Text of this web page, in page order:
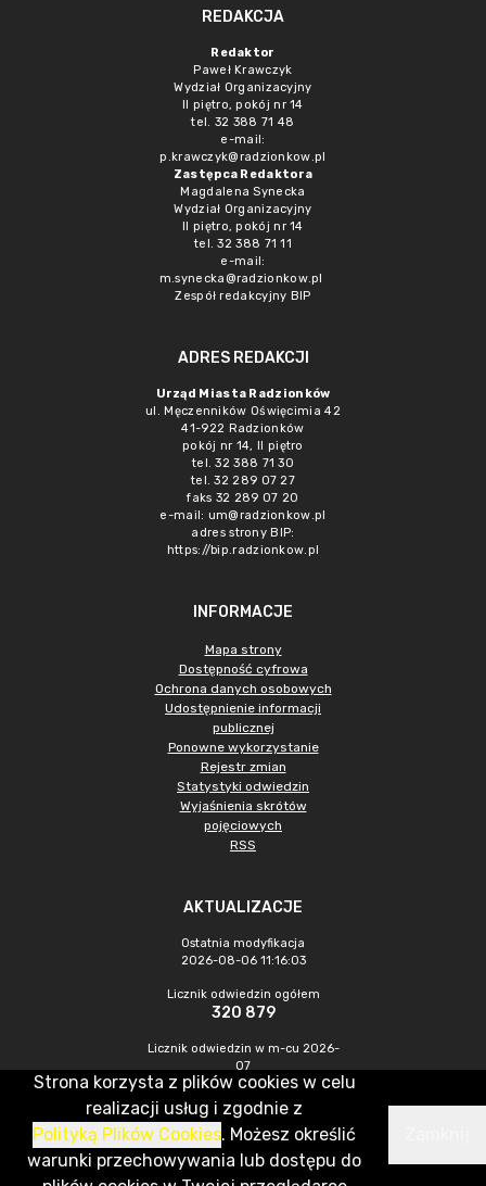
REDAKCJA
Redaktor
Paweł Krawczyk
Wydział Organizacyjny
II piętro, pokój nr 14
tel. 32 388 71 48
e-mail:
p.krawczyk@radzionkow.pl
Zastępca Redaktora
Magdalena Synecka
Wydział Organizacyjny
II piętro, pokój nr 14
tel. 32 388 71 11
e-mail:
m.synecka@radzionkow.pl
Zespół redakcyjny BIP
ADRES REDAKCJI
Urząd Miasta Radzionków
ul. Męczenników Oświęcimia 42
41-922 Radzionków
pokój nr 14, II piętro
tel. 32 388 71 30
tel. 32 289 07 27
faks 32 289 07 20
e-mail: um@radzionkow.pl
adres strony BIP:
https://bip.radzionkow.pl
INFORMACJE
Mapa strony
Dostępność cyfrowa
Ochrona danych osobowych
Udostępnienie informacji
publicznej
Ponowne wykorzystanie
Rejestr zmian
Statystyki odwiedzin
Wyjaśnienia skrótów
pojęciowych
RSS
AKTUALIZACJE
Ostatnia modyfikacja
2026-08-06 11:16:03
Licznik odwiedzin ogółem
320 879
Licznik odwiedzin w m-cu 2026-
07
938
CMS & Hosting: Nefeni Sp. z o.o.
Strona korzysta z plików cookies w celu
realizacji usług i zgodnie z
Polityką Plików Cookies. Możesz określić
warunki przechowywania lub dostępu do